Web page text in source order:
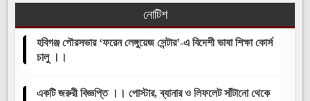
নোটিশ
হবিগঞ্জ পৌরসভার ‘ফরেন লেঙ্গুয়েজ সেন্টার’-এ বিদেশী ভাষা শিক্ষা কোর্স
চালু ।।
একটি জরুরী বিজ্ঞপ্তি ।। পোস্টার, ব্যানার ও লিফলেট সাঁটানো থেকে